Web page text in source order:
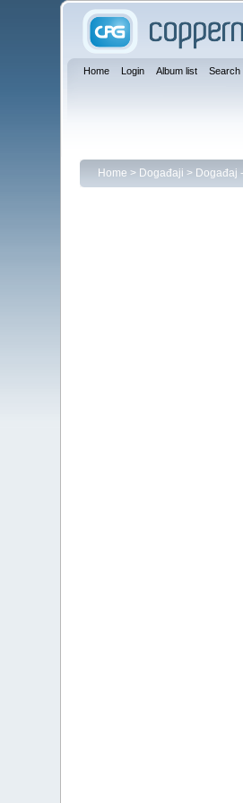
Home Login Album list Search
Home > Događaji > Događaj